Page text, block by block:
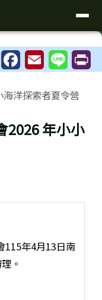
洋探索者夏令營
2026 年小小
115年4月13日南
。